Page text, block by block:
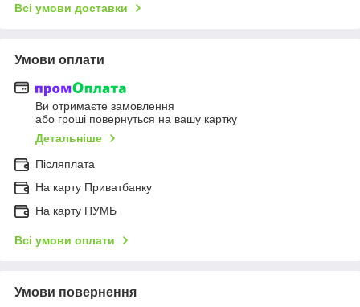
Всі умови доставки
Умови оплати
Ви отримаєте замовлення
або гроші повернуться на вашу картку
Детальніше
Післяплата
На карту Приватбанку
На карту ПУМБ
Всі умови оплати
Умови повернення